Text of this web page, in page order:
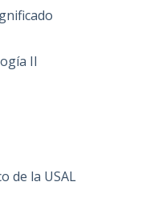
II
de la USAL